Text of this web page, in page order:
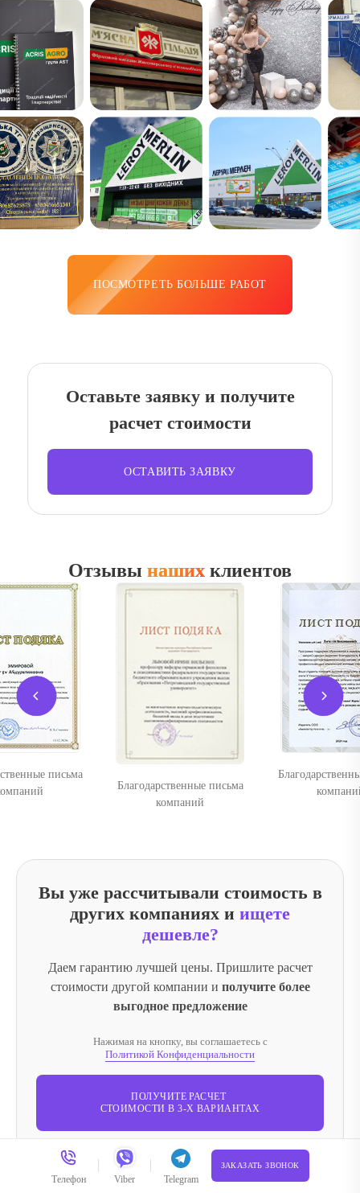
Телефон Viber Telegram
ЗАКАЗАТЬ ЗВОНОК
ПОСМОТРЕТЬ БОЛЬШЕ РАБОТ
Оставьте заявку и получите
расчет стоимости
ОСТАВИТЬ ЗАЯВКУ
Отзывы наших клиентов
письма
компаний
Вы уже рассчитывали стоимость в
других компаниях и ищете
дешевле?
Даем гарантию лучшей цены. Пришлите расчет
стоимости другой компании и получите более
выгодное предложение
Нажимая на кнопку, вы соглашаетесь с
Политикой Конфиденциальности
ПОЛУЧИТЕ РАСЧЕТ
СТОИМОСТИ В 3-Х ВАРИАНТАХ